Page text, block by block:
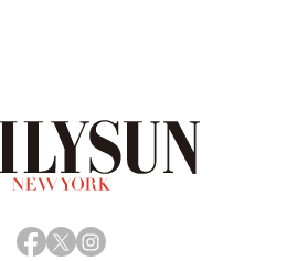
Facebook
X Instagram